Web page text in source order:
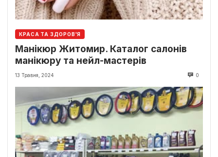
КРАСА ТА ЗДОРОВ'Я
Манікюр Житомир. Каталог салонів
манікюру та нейл-мастерів
13 Травня, 2024 0